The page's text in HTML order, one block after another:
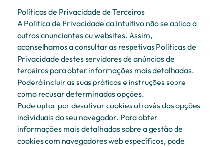
Políticas de Privacidade de Terceiros
A Política de Privacidade da Intuitivo não se aplica a
outros anunciantes ou websites. Assim,
aconselhamos a consultar as respetivas Políticas de
Privacidade destes servidores de anúncios de
terceiros para obter informações mais detalhadas.
Poderá incluir as suas práticas e instruções sobre
como recusar determinadas opções.
Pode optar por desativar cookies através das opções
individuais do seu navegador. Para obter
informações mais detalhadas sobre a gestão de
cookies com navegadores web específicos, pode